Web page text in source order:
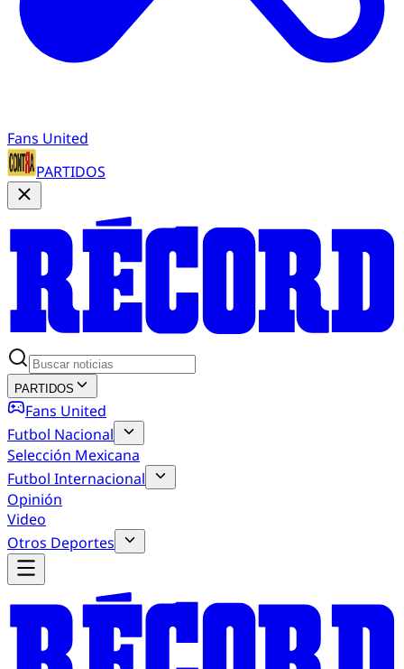
Fans United
PARTIDOS
PARTIDOS
Fans United
Futbol Nacional
Selección Mexicana
Futbol Internacional
Opinión
Video
Otros Deportes